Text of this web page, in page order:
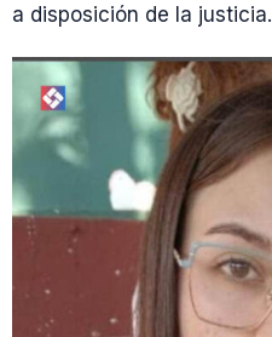
a disposición de la justicia.